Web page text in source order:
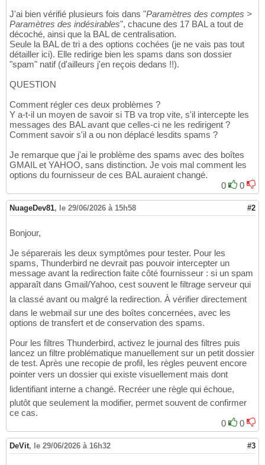
J'ai bien vérifié plusieurs fois dans "Paramètres des comptes >
Paramètres des indésirables", chacune des 17 BAL a tout de
décoché, ainsi que la BAL de centralisation.
Seule la BAL de tri a des options cochées (je ne vais pas tout
détailler ici). Elle redirige bien les spams dans son dossier
"spam" natif (d'ailleurs j'en reçois dedans !!).
QUESTION
Comment régler ces deux problèmes ?
Y a-t-il un moyen de savoir si TB va trop vite, s'il intercepte les
messages des BAL avant que celles-ci ne les redirigent ?
Comment savoir s'il a ou non déplacé lesdits spams ?
Je remarque que j'ai le problème des spams avec des boîtes
GMAIL et YAHOO, sans distinction. Je vois mal comment les
options du fournisseur de ces BAL auraient changé.
0
0
NuageDev81, le 29/06/2026 à 15h58 #2
Bonjour,
Je séparerais les deux symptômes pour tester. Pour les
spams, Thunderbird ne devrait pas pouvoir intercepter un
message avant la redirection faite côté fournisseur : si un spam
apparaît dans Gmail/Yahoo, cest souvent le filtrage serveur qui
la classé avant ou malgré la redirection. À vérifier directement
dans le webmail sur une des boîtes concernées, avec les
options de transfert et de conservation des spams.
Pour les filtres Thunderbird, activez le journal des filtres puis
lancez un filtre problématique manuellement sur un petit dossier
de test. Après une recopie de profil, les règles peuvent encore
pointer vers un dossier qui existe visuellement mais dont
lidentifiant interne a changé. Recréer une règle qui échoue,
plutôt que seulement la modifier, permet souvent de confirmer
ce cas.
0
0
DeVit, le 29/06/2026 à 16h32 #3